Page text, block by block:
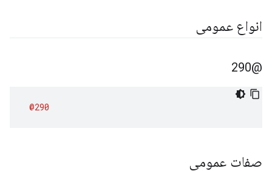
انواع عمومی
@290
@290
صفات عمومی